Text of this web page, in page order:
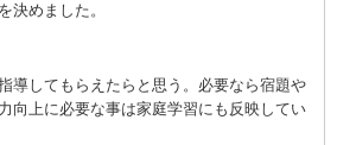
決めました。
導してもらえたらと思う。必要なら宿題や
向上に必要な事は家庭学習にも反映してい